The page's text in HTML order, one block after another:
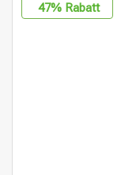
47% Rabatt